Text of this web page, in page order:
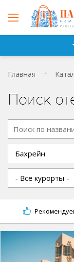
Главная
Поиск